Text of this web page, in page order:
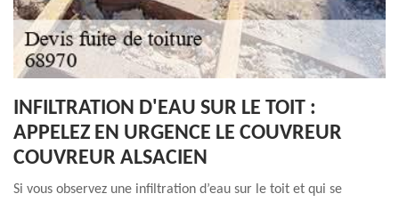
INFILTRATION D'EAU SUR LE TOIT :
APPELEZ EN URGENCE LE COUVREUR
COUVREUR ALSACIEN
Si vous observez une infiltration d’eau sur le toit et qui se